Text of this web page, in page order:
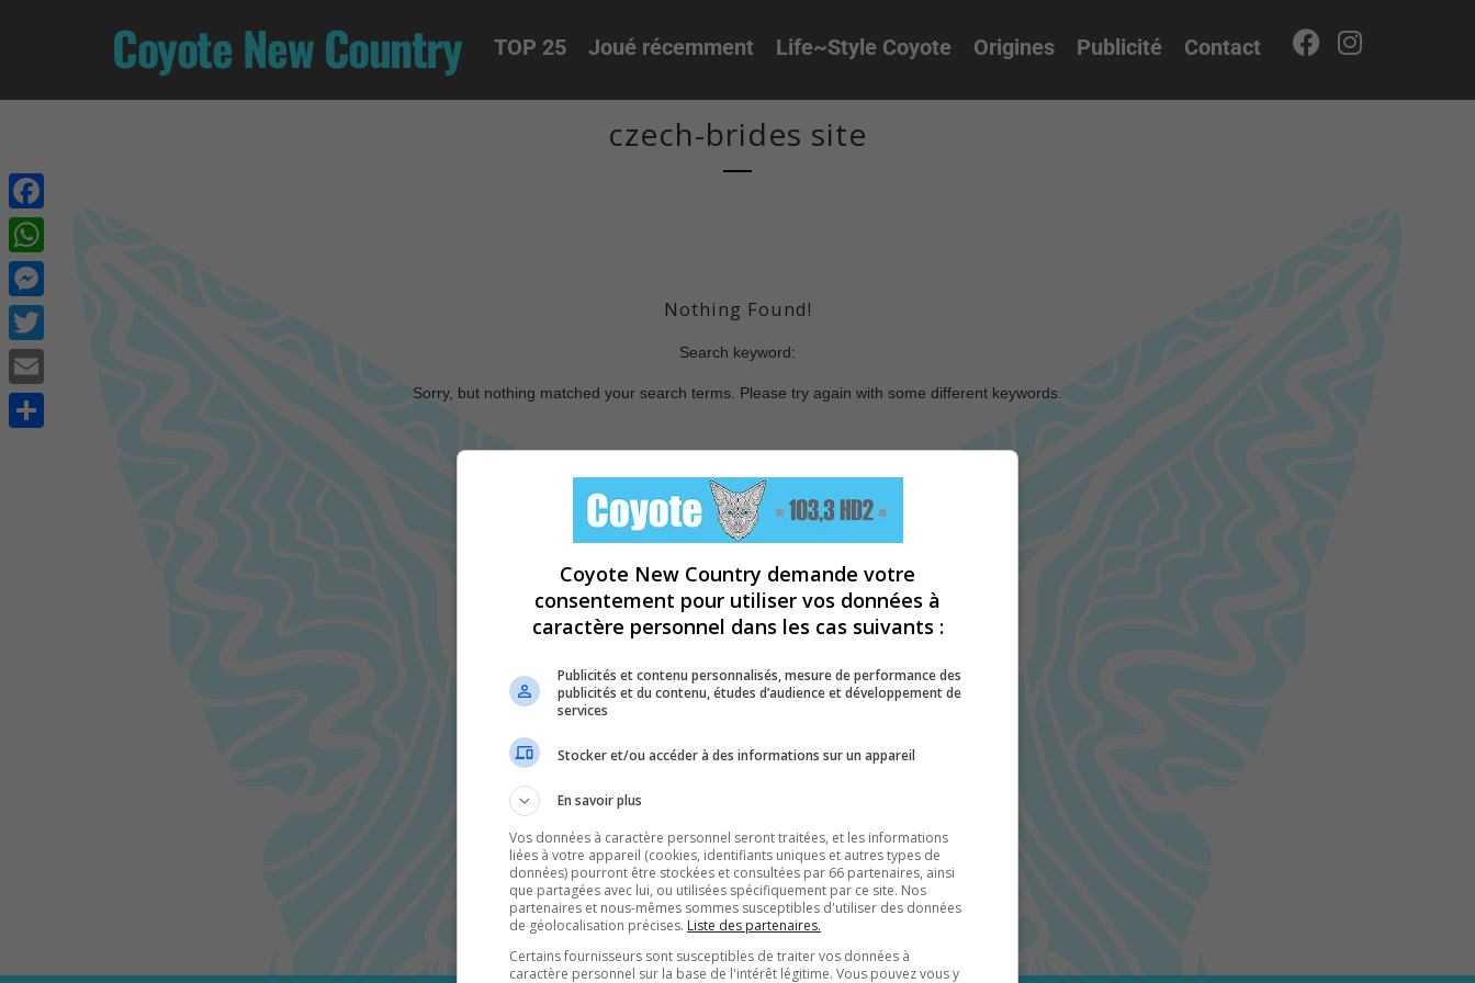
Coyote New Country TOP 25 Joué récemment Life~Style Coyote Origines Publicité Contact
czech-brides site
Nothing Found!
Search keyword:
Sorry, but nothing matched your search terms. Please try again with some different keywords.
Facebook
WhatsApp
Messenger
Twitter
Email
Coyote New Country demande votre
consentement pour utiliser vos données à
caractère personnel dans les cas suivants :
Publicités et contenu personnalisés, mesure de performance des
publicités et du contenu, études d’audience et développement de
services
Stocker et/ou accéder à des informations sur un appareil
En savoir plus
Vos données à caractère personnel seront traitées, et les informations
liées à votre appareil (cookies, identifiants uniques et autres types de
données) pourront être stockées et consultées par 66 partenaires, ainsi
que partagées avec lui, ou utilisées spécifiquement par ce site. Nos
partenaires et nous-mêmes sommes susceptibles d'utiliser des données
de géolocalisation précises. Liste des partenaires.
Certains fournisseurs sont susceptibles de traiter vos données à
caractère personnel sur la base de l'intérêt légitime. Vous pouvez vous y